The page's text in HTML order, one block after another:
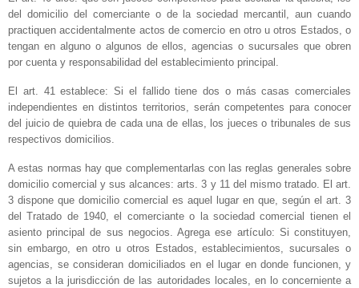
del domicilio del comerciante o de la sociedad mercantil, aun cuando
practiquen accidentalmente actos de comercio en otro u otros Estados, o
tengan en alguno o algunos de ellos, agencias o sucursales que obren
por cuenta y responsabilidad del establecimiento principal.
El art. 41 establece: Si el fallido tiene dos o más casas comerciales
independientes en distintos territorios, serán competentes para conocer
del juicio de quiebra de cada una de ellas, los jueces o tribunales de sus
respectivos domicilios.
A estas normas hay que complementarlas con las reglas generales sobre
domicilio comercial y sus alcances: arts. 3 y 11 del mismo tratado. El art.
3 dispone que domicilio comercial es aquel lugar en que, según el art. 3
del Tratado de 1940, el comerciante o la sociedad comercial tienen el
asiento principal de sus negocios. Agrega ese artículo: Si constituyen,
sin embargo, en otro u otros Estados, establecimientos, sucursales o
agencias, se consideran domiciliados en el lugar en donde funcionen, y
sujetos a la jurisdicción de las autoridades locales, en lo concerniente a